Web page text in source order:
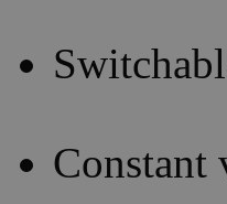
Constant